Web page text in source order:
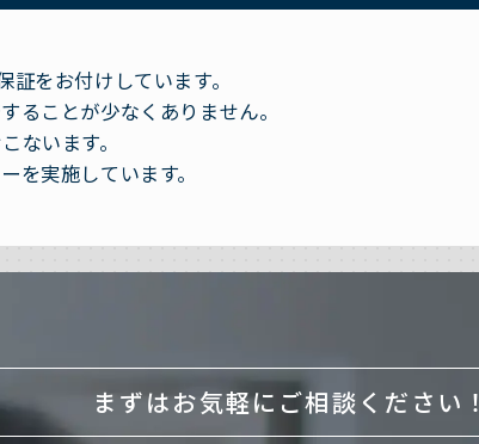
をお付けしています。
ることが少なくありません。
ないます。
を実施しています。
まずはお気軽にご相談ください！